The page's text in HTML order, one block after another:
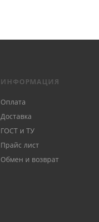
ИНФОРМАЦИЯ
Оплата
Доставка
ГОСТ и ТУ
Прайс лист
Обмен и возврат